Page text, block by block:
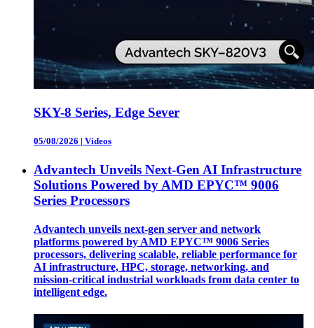
SKY-8 Series, Edge Sever
05/08/2026 | Vídeos
Advantech Unveils Next-Gen AI Infrastructure
Solutions Powered by AMD EPYC™ 9006
Series Processors
Advantech unveils next-gen server and network
platforms powered by AMD EPYC™ 9006 Series
processors, delivering scalable, reliable performance for
AI infrastructure, HPC, storage, networking, and
mission-critical industrial workloads from data center to
intelligent edge.